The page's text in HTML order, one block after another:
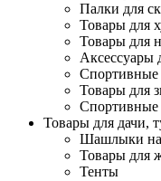
Палки для
Товары для
Товары для
Аксессуары
Спортивные
Товары для
Спортивные
Товары для дачи,
Шашлыки на
Товары для
Тенты